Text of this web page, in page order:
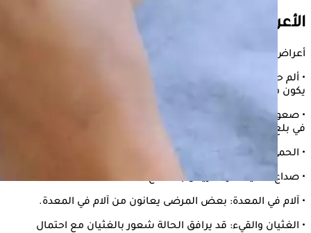
الأعراض
أعراض التهاب الحلق العقدي تشمل:
• ألم حاد في الحلق: يشعر المصاب بألم شديد في الحلق، غالبًا ما
يكون مفاجئًا وشديدًا.
• صعوبة في البلع: بسبب الالتهاب، قد يعاني الشخص من صعوبة
في بلع الطعام أو السوائل.
• الحمى: يعاني المصاب من ارتفاع في درجة الحرارة.
• صداع: قد يشعر المريض بالصداع.
• آلام في المعدة: بعض المرضى يعانون من آلام في المعدة.
• الغثيان والقيء: قد يرافق الحالة شعور بالغثيان مع احتمال